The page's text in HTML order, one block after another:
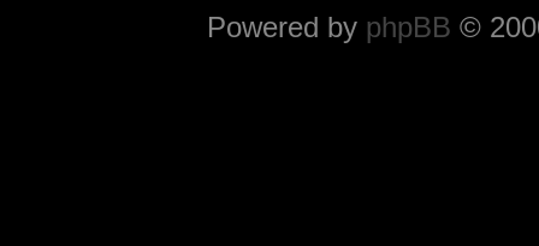
Powered by phpBB ©